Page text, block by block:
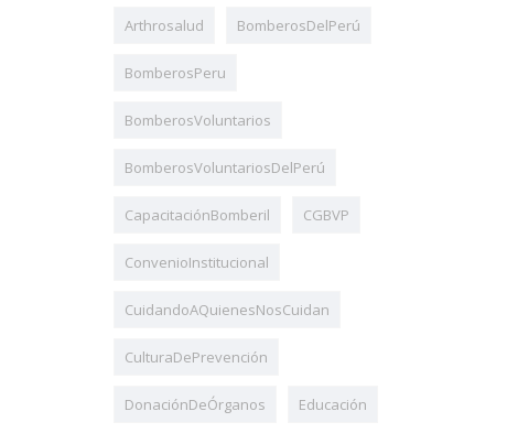
Arthrosalud BomberosDelPerú
BomberosPeru
BomberosVoluntarios
BomberosVoluntariosDelPerú
CapacitaciónBomberil CGBVP
ConvenioInstitucional
CuidandoAQuienesNosCuidan
CulturaDePrevención
DonaciónDeÓrganos Educación